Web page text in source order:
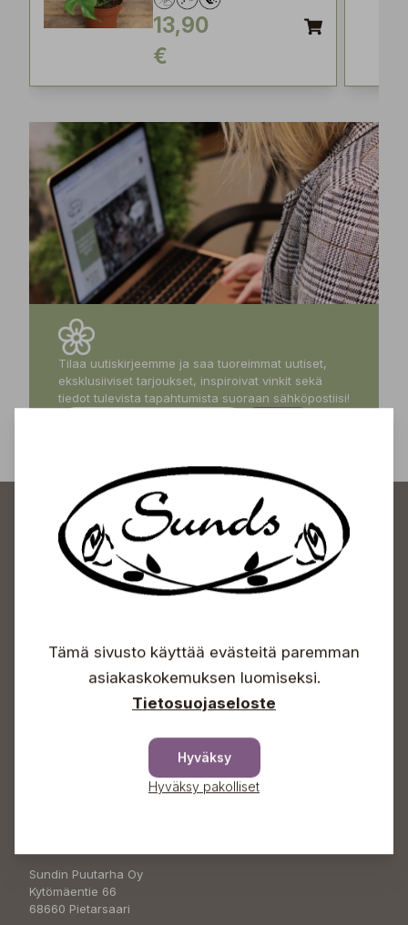
13,90
€
Tilaa uutiskirjeemme ja saa tuoreimmat uutiset,
eksklusiiviset tarjoukset, inspiroivat vinkit sekä
tiedot tulevista tapahtumista suoraan sähköpostiisi!
Avoinna
Sundin Puutarha Oy
Kytömäentie 66
68660 Pietarsaari
Tämä sivusto käyttää evästeitä paremman
asiakaskokemuksen luomiseksi.
Tietosuojaseloste
Hyväksy
Hyväksy pakolliset